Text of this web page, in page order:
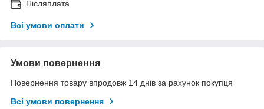
Післяплата
Всі умови оплати
Умови повернення
Повернення товару впродовж 14 днів за рахунок покупця
Всі умови повернення